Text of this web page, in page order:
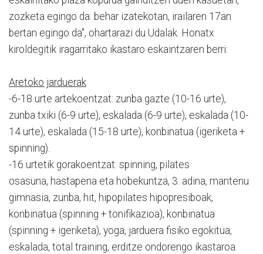
zozketa egingo da: behar izatekotan, irailaren 17an
bertan egingo da", ohartarazi du Udalak. Honatx
kiroldegitik iragarritako ikastaro eskaintzaren berri:
Aretoko jarduerak
-6-18 urte artekoentzat: zunba gazte (10-16 urte),
zunba txiki (6-9 urte), eskalada (6-9 urte), eskalada (10-
14 urte), eskalada (15-18 urte), konbinatua (igeriketa +
spinning).
-16 urtetik gorakoentzat: spinning, pilates
osasuna, hastapena eta hobekuntza, 3. adina, mantenu
gimnasia, zunba, hit, hipopilates hipopresiboak,
konbinatua (spinning + tonifikazioa), konbinatua
(spinning + igeriketa), yoga, jarduera fisiko egokitua,
eskalada, total training, erditze ondorengo ikastaroa.